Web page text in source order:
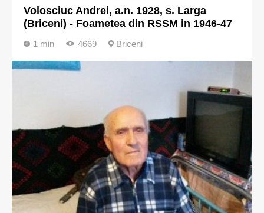
Volosciuc Andrei, a.n. 1928, s. Larga
(Briceni) - Foametea din RSSM in 1946-47
1 min 4669 Briceni